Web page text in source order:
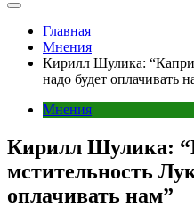
Главная
Мнения
Кирилл Шулика:
надо будет оплачивать
Мнения
Кирилл Шулика:
мстительность
оплачивать нам”